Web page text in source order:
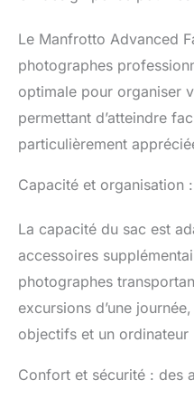
Le Manfrotto Advanced
photographes
optimale pour organiser
permettant d’atteindre
particulièrement
Capacité et organisation
La capacité du sac est
accessoires
photographes
excursions d’une
objectifs et un
Confort et sécurité : des